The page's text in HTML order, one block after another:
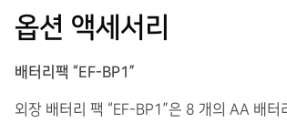
옵션 액세서리
배터리팩 “EF-BP1”
외장 배터리 팩 “EF-BP1”은 8 개의 AA 배터